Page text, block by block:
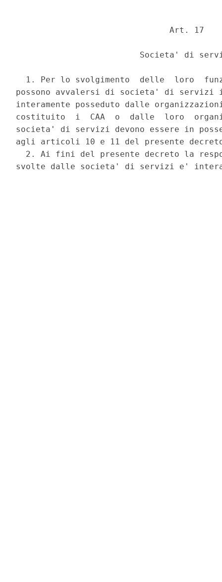
                               Art. 17
Societa' di
1. Per lo svolgimento  delle  loro
possono avvalersi di societa' di
interamente posseduto dalle
costituito  i  CAA  o  dalle  loro
societa' di servizi devono essere in
agli articoli 10 e 11 del presente
2. Ai fini del presente decreto la